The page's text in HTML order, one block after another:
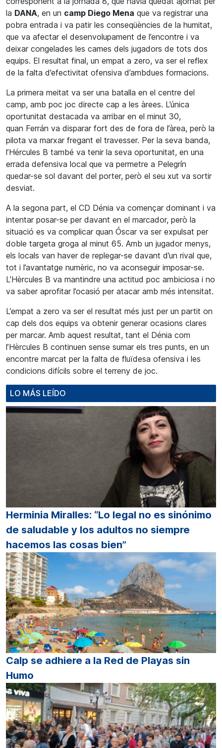
la DANA, en un camp Diego Mena que va registrar una
pobra entrada i va patir les conseqüències de la humitat,
que va afectar el desenvolupament de l’encontre i va
deixar congelades les cames dels jugadors de tots dos
equips. El resultat final, un empat a zero, va ser el reflex
de la falta d’efectivitat ofensiva d’ambdues formacions.
La primera meitat va ser una batalla en el centre del
camp, amb poc joc directe cap a les àrees. L’única
oportunitat destacada va arribar en el minut 30,
quan Ferrán va disparar fort des de fora de l’àrea, però la
pilota va marxar fregant el travesser. Per la seva banda,
l’Hércules B també va tenirla seva oportunitat, en una
errada defensiva local que va permetre a Pelegrín
quedar-se sol davant del porter, però el seu xut va sortir
desviat.
A la segona part, el CD Dénia va començar dominant i va
intentar posar-se per davant en el marcador, però la
situació es va complicar quan Óscarva ser expulsat per
doble targeta groga al minut 65. Amb un jugador menys,
els locals van haver de replegar-se davant d’un rival que,
tot i l’avantatge numèric, no va aconseguir imposar-se.
L’Hèrcules B va mantindre una actitud poc ambiciosa i no
va saber aprofitar l’ocasió peratacar amb més intensitat.
L’empat a zero va ser el resultat més just per un partit on
cap dels dos equips va obtenir generar ocasions clares
per marcar. Amb aquest resultat, tant el Dénia com
l’Hèrcules B continuen sense sumar els tres punts, en un
encontre marcat per la falta de fluïdesa ofensiva i les
condicions difícils sobre el terreny de joc.
LO MÁS LEÍDO
Herminia Miralles: “Lo legal no es sinónimo
de saludable y los adultos no siempre
hacemos las cosas bien”
Calp se adhiere a la Red de Playas sin
Humo